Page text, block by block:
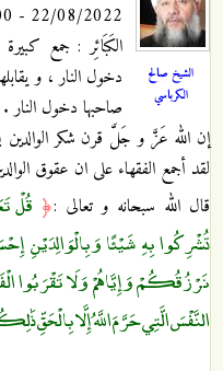
الشيخ صالح
الكرباسي
22/08/2022 - 01:00
الكَبَائِر : جمع
دخول النار ، و
صاحبها دخول النار .
إن الله عَزَّ و جَلَّ قرن شكر
لقد أجمع الفقهاء على ان عقوق
قال الله سبحانه و تعالى :﴿ قُلْ
تُشْرِكُوا بِهِ شَيْئًا وَبِالْوَالِدَيْنِ
نَرْزُقُكُمْ وَإِيَّاهُمْ وَلَا تَقْرَبُوا
النَّفْسَ الَّتِي حَرَّمَ اللَّهُ إِلَّا